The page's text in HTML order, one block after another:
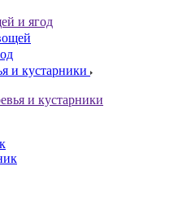
и ягод
и кустарники
и кустарники